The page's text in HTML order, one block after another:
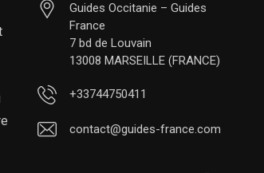
Guides Occitanie – Guides
France
7 bd de Louvain
13008 MARSEILLE (FRANCE)
+33744750411
contact@guides-france.com